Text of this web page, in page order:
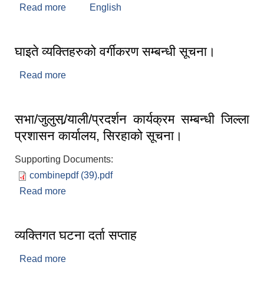
Read more about संक्षिप्त परिचय
English
घाइते व्यक्तिहरुको वर्गीकरण सम्बन्धी सूचना।
Read more
सभा/जुलुस/र्‍याली/प्रदर्शन कार्यक्रम सम्बन्धी जिल्ला
प्रशासन कार्यालय, सिरहाको सूचना।
Supporting Documents:
combinepdf (39).pdf
Read more
व्यक्तिगत घटना दर्ता सप्ताह
Read more